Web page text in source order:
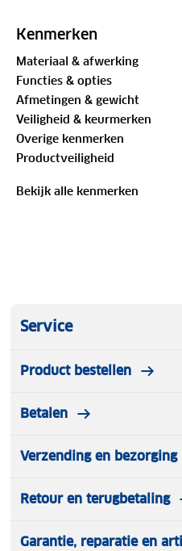
interieur is praktisch
McGregor SoHo en
een tijdloze look.
Kenmerken
Materiaal & afwerking
Functies & opties
Afmetingen & gewicht
Veiligheid & keurmerken
Overige kenmerken
Productveiligheid
Bekijk alle kenmerken
Service
Product bestellen
Betalen
Verzending en bezorging
Retour en terugbetaling
Garantie, reparatie en